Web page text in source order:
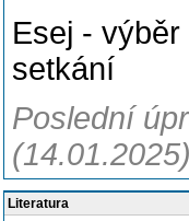
Esej -
setkání
Poslední
(14.01.2025)
Literatura